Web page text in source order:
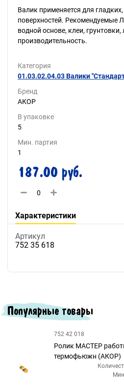
Валик применяется для
поверхностей. Рекомендуемые
водной основе, клеи,
производительность.
Категория
01.03.02.04.03 Валики
Бренд
АКОР
В упаковке
5
Мин. партия
1
187.00 руб.
Характеристики
Артикул
752 35 618
Популярные товары
752 42 018
Ролик МАСТЕР
термофьюжн (АКОР)